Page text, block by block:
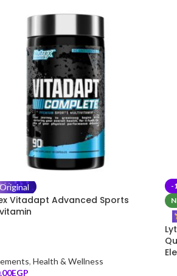
Original
Vitadapt Advanced Sports
, Health & Wellness
EGP
-